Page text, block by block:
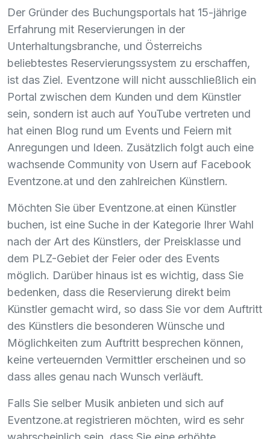
Der Gründer des Buchungsportals hat 15-jährige
Erfahrung mit Reservierungen in der
Unterhaltungsbranche, und Österreichs
beliebtestes Reservierungssystem zu erschaffen,
ist das Ziel. Eventzone will nicht ausschließlich ein
Portal zwischen dem Kunden und dem Künstler
sein, sondern ist auch auf YouTube vertreten und
hat einen Blog rund um Events und Feiern mit
Anregungen und Ideen. Zusätzlich folgt auch eine
wachsende Community von Usern auf Facebook
Eventzone.at und den zahlreichen Künstlern.
Möchten Sie über Eventzone.at einen Künstler
buchen, ist eine Suche in der Kategorie Ihrer Wahl
nach der Art des Künstlers, der Preisklasse und
dem PLZ-Gebiet der Feier oder des Events
möglich. Darüber hinaus ist es wichtig, dass Sie
bedenken, dass die Reservierung direkt beim
Künstler gemacht wird, so dass Sie vor dem Auftritt
des Künstlers die besonderen Wünsche und
Möglichkeiten zum Auftritt besprechen können,
keine verteuernden Vermittler erscheinen und so
dass alles genau nach Wunsch verläuft.
Falls Sie selber Musik anbieten und sich auf
Eventzone.at registrieren möchten, wird es sehr